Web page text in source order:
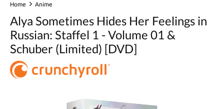
Home Anime
Alya Sometimes Hides Her Feelings in
Russian: Staffel 1 - Volume 01 &
Schuber (Limited) [DVD]
Bildergalerie überspringen